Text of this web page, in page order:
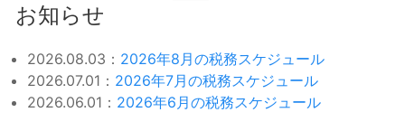
お知らせ
2026.08.03： 2026年8月の税務スケジュール
2026.07.01： 2026年7月の税務スケジュール
2026.06.01： 2026年6月の税務スケジュール